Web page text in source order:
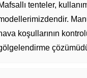
tenteler,
koşullarının